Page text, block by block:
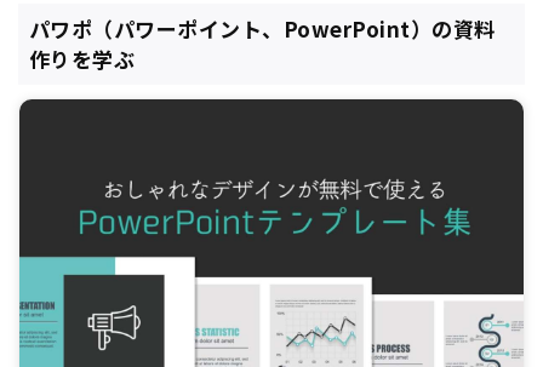
パワポ（パワーポイント、PowerPoint）の資料
作りを学ぶ